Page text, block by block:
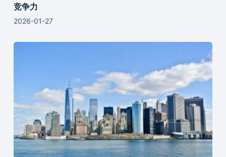
竞争力
2026-01-27